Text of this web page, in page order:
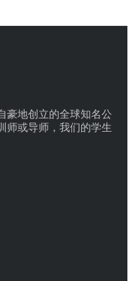
豪地创立的全球知名公
师或导师，我们的学生